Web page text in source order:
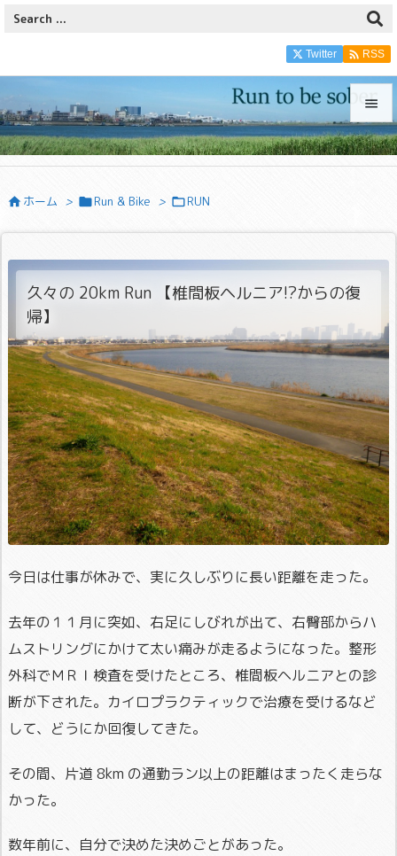




検索
Twitter  RSS
 ホーム > Run & Bike > RUN
久々の 20km Run 【椎間板ヘルニア!?からの復
帰】
今日は仕事が休みで、実に久しぶりに長い距離を走った。
去年の１１月に突如、右足にしびれが出て、右臀部からハ
ムストリングにかけて太い痛みが走るようになった。整形
外科でＭＲＩ検査を受けたところ、椎間板ヘルニアとの診
断が下された。カイロプラクティックで治療を受けるなど
して、どうにか回復してきた。
その間、片道 8km の通勤ラン以上の距離はまったく走らな
かった。
数年前に、自分で決めた決めごとがあった。